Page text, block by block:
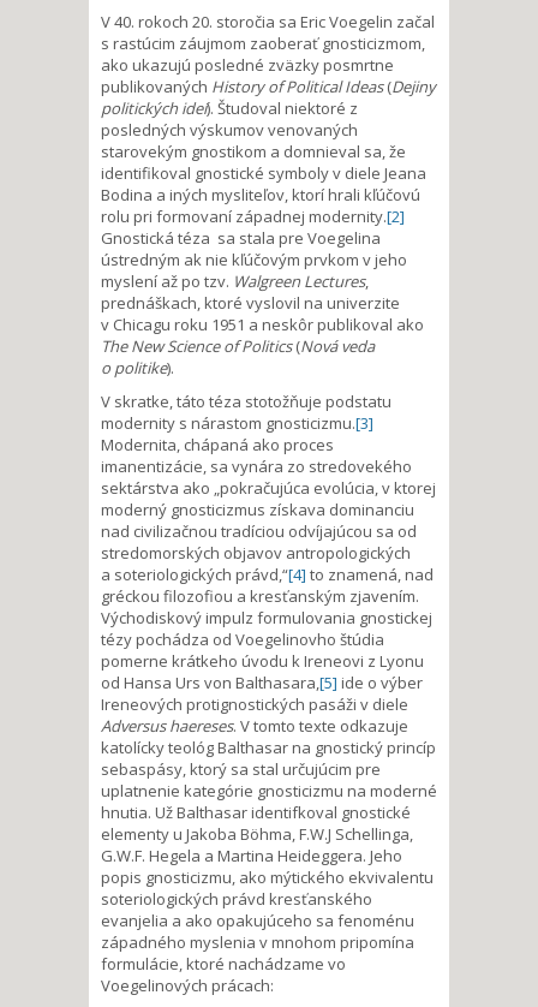
V 40. rokoch 20. storočia sa Eric Voegelin začal
s rastúcim záujmom zaoberať gnosticizmom,
ako ukazujú posledné zväzky posmrtne
publikovaných History of Political Ideas(Dejiny
politických ideí). Študoval niektoré z
posledných výskumov venovaných
starovekým gnostikom a domnieval sa, že
identifikoval gnostické symboly v diele Jeana
Bodina a iných mysliteľov, ktorí hrali kľúčovú
rolu pri formovaní západnej modernity.[2]
Gnostická téza sa stala pre Voegelina
ústredným ak nie kľúčovým prvkom v jeho
myslení až po tzv. Walgreen Lectures,
prednáškach, ktoré vyslovil na univerzite
v Chicagu roku 1951 a neskôr publikoval ako
The New Science of Politics(Nová veda
o politike).
V skratke, táto téza stotožňuje podstatu
modernity s nárastom gnosticizmu.[3]
Modernita, chápaná ako proces
imanentizácie, sa vynára zo stredovekého
sektárstva ako „pokračujúca evolúcia, v ktorej
moderný gnosticizmus získava dominanciu
nad civilizačnou tradíciou odvíjajúcou sa od
stredomorských objavov antropologických
a soteriologických právd,“[4] to znamená, nad
gréckou filozofiou a kresťanským zjavením.
Východiskový impulz formulovania gnostickej
tézy pochádza od Voegelinovho štúdia
pomerne krátkeho úvodu k Ireneovi z Lyonu
od Hansa Urs von Balthasara,[5] ide o výber
Ireneových protignostických pasáži v diele
Adversus haereses. V tomto texte odkazuje
katolícky teológ Balthasar na gnostický princíp
sebaspásy, ktorý sa stal určujúcim pre
uplatnenie kategórie gnosticizmu na moderné
hnutia. Už Balthasar identifkoval gnostické
elementy u Jakoba Böhma, F.W.J Schellinga,
G.W.F. Hegela a Martina Heideggera. Jeho
popis gnosticizmu, ako mýtického ekvivalentu
soteriologických právd kresťanského
evanjelia a ako opakujúceho sa fenoménu
západného myslenia v mnohom pripomína
formulácie, ktoré nachádzame vo
Voegelinových prácach: